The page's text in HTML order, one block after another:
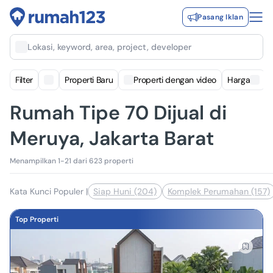
Pasang Iklan
Lokasi, keyword, area, project, developer
Filter Properti Baru Properti dengan video Harga
Rumah Tipe 70 Dijual di
Meruya, Jakarta Barat
Menampilkan 1-21 dari 623 properti
Kata Kunci Populer | Siap Huni (204) Komplek Perumahan (157)
Top Properti